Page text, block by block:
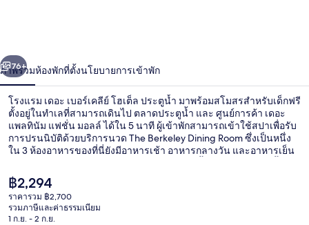
โฮเต็ล
ประตู
น้ำ
า
ถัดไป
76+
ภาพรวมห้องพักที่ตั้งนโยบายการเข้าพัก
โรงแรม เดอะ เบอร์เคลีย์ โฮเต็ล ประตูน้ำ มาพร้อมสโมสรสำหรับเด็กฟรี
ตั้งอยู่ในทำเลที่สามารถเดินไป ตลาดประตูน้ำ และ ศูนย์การค้า เดอะ
แพลทินัม แฟชั่น มอลล์ ได้ใน 5 นาที ผู้เข้าพักสามารถเข้าใช้สปาเพื่อรับ
การปรนนิบัติด้วยบริการนวด The Berkeley Dining Room ซึ่งเป็นหนึ่ง
ใน 3 ห้องอาหารของที่นี่ยังมีอาหารเช้า อาหารกลางวัน และอาหารเย็น
กลางแจ้ง บาร์/เลานจ์ และฟิตเนส นักเดินทางล้วนประทับใจพนักงาน
และระยะทางใกล้แหล่งช้อปปิ้ง ใกล้ขนส่งสาธารณะ: เดิน 8 นาทีถึง
สถานีราชปรารภ และ 11 นาทีถึง สถานีรถไฟฟ้า BTS ชิดลม
ราคา
ปัจจุบัน
฿2,294
฿2,294
ราคารวม ฿2,700
รวมภาษีและค่าธรรมเนียม
1 ก.ย. - 2 ก.ย.